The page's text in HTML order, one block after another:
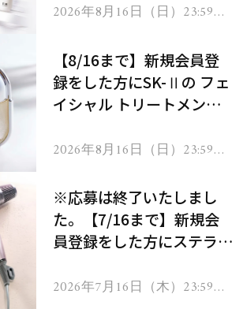
2026年8月16日（日）23:59ま
【8/16まで】新規会員登
録をした方にSK-Ⅱの フェ
イシャル トリートメント
2026年8月16日（日）23:59ま
※応募は終了いたしまし
た。【7/16まで】新規会
員登録をした方にステラボ
ヘアドライヤー ジュエル
2026年7月16日（木）23:59ま